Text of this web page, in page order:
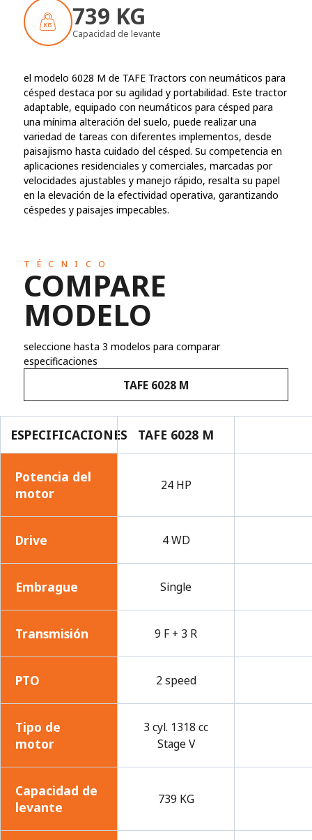
739 KG
Capacidad de levante
el modelo 6028 M de TAFE Tractors con neumáticos para
césped destaca por su agilidad y portabilidad. Este tractor
adaptable, equipado con neumáticos para césped para
una mínima alteración del suelo, puede realizar una
variedad de tareas con diferentes implementos, desde
paisajismo hasta cuidado del césped. Su competencia en
aplicaciones residenciales y comerciales, marcadas por
velocidades ajustables y manejo rápido, resalta su papel
en la elevación de la efectividad operativa, garantizando
céspedes y paisajes impecables.
TÉCNICO
COMPARE
MODELO
seleccione hasta 3 modelos para comparar
especificaciones
TAFE 6028 M
ESPECIFICACIONES TAFE 6028 M
Potencia del
motor
24 HP
Drive 4 WD
Embrague Single
Transmisión 9 F + 3 R
PTO 2 speed
Tipo de
motor
3 cyl. 1318 cc
Stage V
Capacidad de
levante
739 KG